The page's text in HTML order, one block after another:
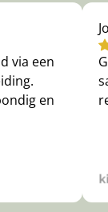
via een
en